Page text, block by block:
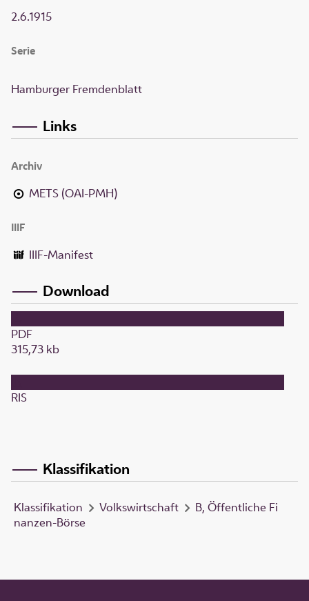
2.6.1915
Serie
Hamburger Fremdenblatt
Links
Archiv
METS (OAI-PMH)
IIIF
IIIF-Manifest
Download
PDF
315,73 kb
RIS
Klassifikation
Klassifikation Volkswirtschaft
B, Öffentliche Fi
nanzen-Börse